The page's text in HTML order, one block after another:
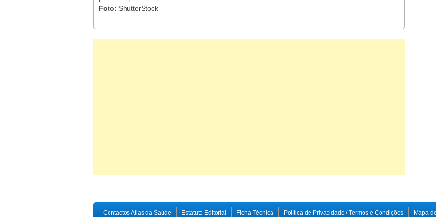
Foto: ShutterStock
Contactos Atlas da Saúde Estatuto Editorial Ficha Técnica Política de Privacidade / Termos e Condições Mapa